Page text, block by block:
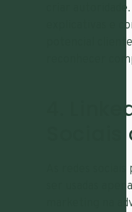
criar
explicativas e
potencial
reconhecer
4.
As redes
ser usadas
marketing na